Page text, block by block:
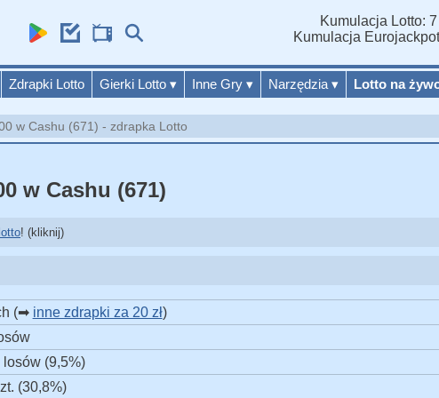
Zdrapki Lotto Gierki Lotto ▾ Inne Gry ▾ Narzędzia ▾ Lotto na
Kumulacja Lotto: 7
Kumulacja
w Cashu (671) - zdrapka Lotto
w Cashu (671)
! (kliknij)
(➡ inne zdrapki za 20 zł)
(9,5%)
(30,8%)